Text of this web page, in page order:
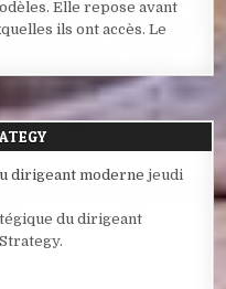
Elle repose avant
ils ont accès. Le
dirigeant moderne jeudi
du dirigeant